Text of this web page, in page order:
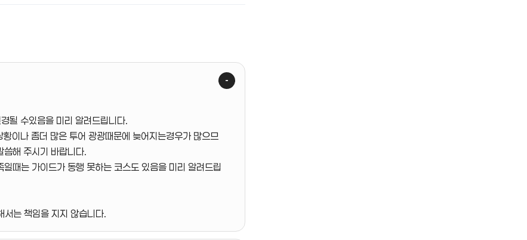
될 수있음을 미리 알려드립니다.
이나 좀더 많은 투어 광광때문에 늦어지는경우가 많으므
씀해 주시기 바랍니다.
때는 가이드가 동행 못하는 코스도 있음을 미리 알려드립
는 책임을 지지 않습니다.